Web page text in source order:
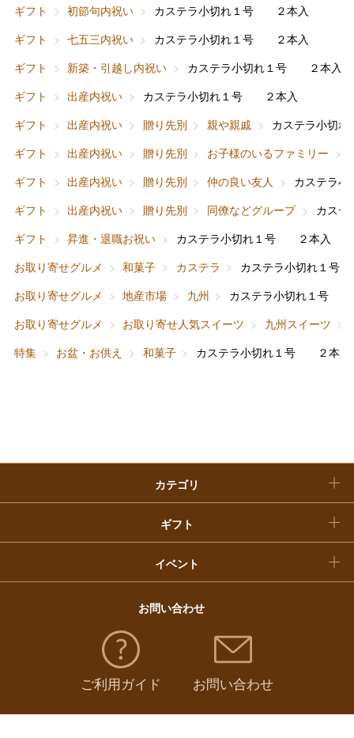
ギフト
初節句内祝い
カステラ小切れ１号 ２本入
ギフト
七五三内祝い
カステラ小切れ１号 ２本入
ギフト
新築・引越し内祝い
カステラ小切れ１号 ２本入
ギフト
出産内祝い
カステラ小切れ１号 ２本入
ギフト
出産内祝い 贈り先別 親や親戚
カステラ小切
ギフト
出産内祝い 贈り先別 お子様のいるファミリー
ギフト
出産内祝い 贈り先別 仲の良い友人
カステラ
ギフト
出産内祝い 贈り先別 同僚などグループ
カス
ギフト
昇進・退職お祝い
カステラ小切れ１号 ２本入
お取り寄せグルメ
和菓子 カステラ
カステラ小切れ１
お取り寄せグルメ
地産市場 九州
カステラ小切れ１号
お取り寄せグルメ
お取り寄せ人気スイーツ 九州スイーツ
特集
お盆・お供え 和菓子 カステラ小切れ１号 ２本入
カテゴリ
フード＆スイーツ
ファッション
ホーム＆インテリア
ベビー＆キッズ
ギフト
出産内祝い
結婚内祝い
お香典返し
快気祝い
イベント
バレンタインチョコレート
母の日
父の日
お中元
敬老の日
福袋
お問い合わせ
ご利用ガイド お問い合わせ